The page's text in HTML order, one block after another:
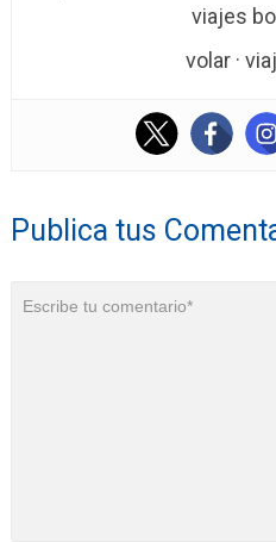
viajes
volar ·
Publica tus